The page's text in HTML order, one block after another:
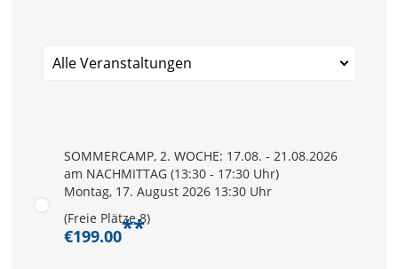
Alle Veranstaltungen
SOMMERCAMP, 2. WOCHE: 17.08. - 21.08.2026
am NACHMITTAG (13:30 - 17:30 Uhr)
Montag, 17. August 2026 13:30 Uhr
(Freie Plätze 8)
€199.00**